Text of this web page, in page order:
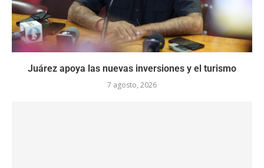
Juárez apoya las nuevas inversiones y el turismo
7 agosto, 2026